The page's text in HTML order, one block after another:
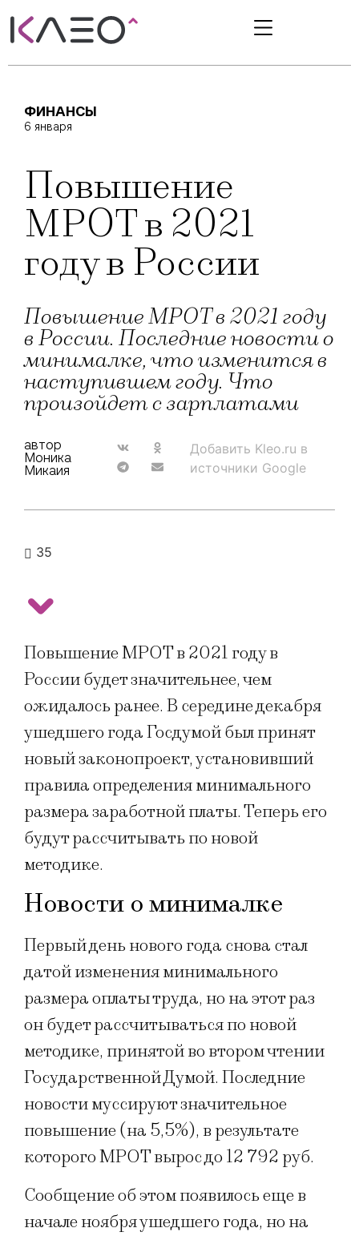
ФИНАНСЫ
6 января
Повышение
МРОТ в 2021
году в России
Повышение МРОТ в 2021 году
в России. Последние новости о
минималке, что изменится в
наступившем году. Что
произойдет с зарплатами
автор
Моника
Микаия
Добавить Kleo.ru в
источники Google
35
Повышение МРОТ в 2021 году в
России будет значительнее, чем
ожидалось ранее. В середине декабря
ушедшего года Госдумой был принят
новый законопроект, установивший
правила определения минимального
размера заработной платы. Теперь его
будут рассчитывать по новой
методике.
Новости о минималке
Первый день нового года снова стал
датой изменения минимального
размера оплаты труда, но на этот раз
он будет рассчитываться по новой
методике, принятой во втором чтении
Государственной Думой. Последние
новости муссируют значительное
повышение (на 5,5%), в результате
которого МРОТ вырос до 12 792 руб.
Сообщение об этом появилось еще в
начале ноября ушедшего года, но на